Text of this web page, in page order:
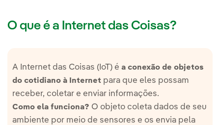
O que é a Internet das Coisas?
A Internet das Coisas (IoT) é a conexão de objetos
do cotidiano à Internet para que eles possam
receber, coletar e enviar informações.
Como ela funciona? O objeto coleta dados de seu
ambiente por meio de sensores e os envia pela